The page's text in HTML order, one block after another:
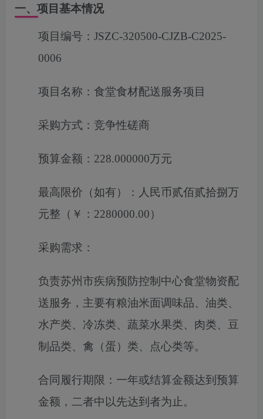
一、项目基本情况
项目编号： JSZC-320500-CJZB-C2025-
0006
项目名称： 食堂食材配送服务项目
采购方式： 竞争性磋商
预算金额： 228.000000万元
最高限价（如有）： 人民币贰佰贰拾捌万
元整（￥：2280000.00）
采购需求：
负责苏州市疾病预防控制中心食堂物资配
送服务 ，主要有粮油米面调味品、油类、
水产类、冷冻类、蔬菜水果类、肉类、豆
制品类、禽（蛋）类、点心类等。
合同履行期限： 一年或结算金额达到预算
金额，二者中以先达到者为止。